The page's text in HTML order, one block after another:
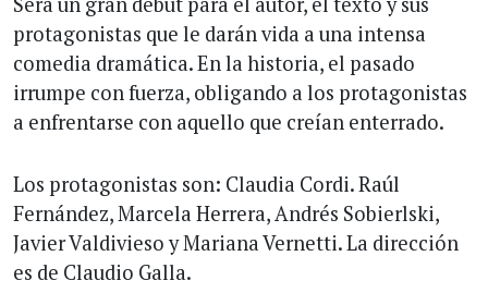
protagonistas que le darán vida a una intensa
comedia dramática. En la historia, el pasado
irrumpe con fuerza, obligando a los protagonistas
a enfrentarse con aquello que creían enterrado.
Los protagonistas son: Claudia Cordi. Raúl
Fernández, Marcela Herrera, Andrés Sobierlski,
Javier Valdivieso y Mariana Vernetti. La dirección
es de Claudio Galla.